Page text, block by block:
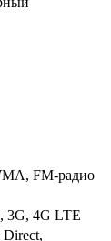
FM-радио
3G, 4G LTE